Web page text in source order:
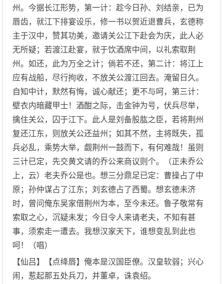
州。今据长江形势，第一计：趁今日孙、刘结亲，已为
唇齿，就江下排宴设乐，修一书以贺近退曹兵，玄德称
主于汉中，赞其功美，邀请关公江下赴会为庆，此人必
无所疑；若渡江赴宴，就于饮酒席中间，以礼索取荆
州。如还，此为万全之计；倘若不还，第二计：将江上
应有战船，尽行拘收，不放关公渡江回去。淹留日久。
自知中计，默然有悔，诚心献还；更不与呵，第三计：
壁衣内暗藏甲士！酒酣之际，击金钟为号，伏兵尽举，
擒住关公，囚于江下。此人是刘备股肱之臣，若将荆州
复还江东，则放关公还益州；如其不然，主将既失，孤
兵必乱，乘势大举，觑荆州一鼓而下，有何难哉！虽则
三计已定，先交黄文请的乔公来商议则个。（正未乔公
上，云）老夫乔公是也。想三分鼎足已定：曹操占了中
原；孙仲谋占了江东；刘玄德占了西蜀。想玄德未济
时，曾问俺东吴家借荆州为本，至今未还。鲁子敬常有
索取之心，沉疑未发；今日令人来请老夫，不知有甚
事，须索走一遭去。我想汉家天下，谁想变乱到此也
呵！（唱）
【仙吕】【点绛唇】俺本是汉国臣僚。汉皇软弱；兴心
闹，惹起那五处兵刀，并董卓，诛袁绍。